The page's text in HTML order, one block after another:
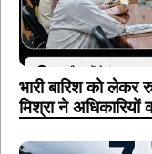
भारी बारिश को लेकर
मिश्रा ने